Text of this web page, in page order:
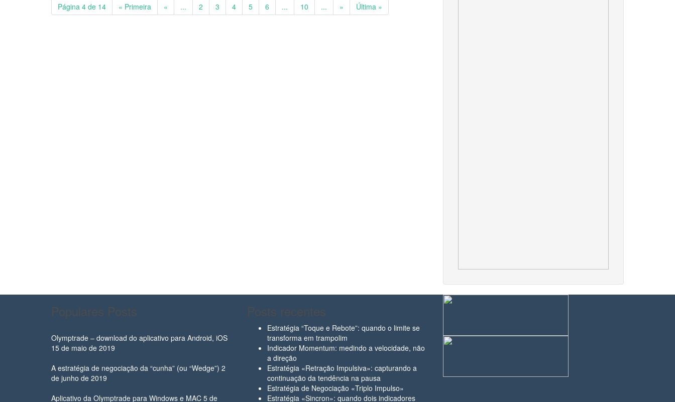
Página 4 de 14 « Primeira « ... 2 3 4 5 6 ... 10 ... » Última »
Populares Posts
Olymptrade – download do aplicativo para Android, iOS
15 de maio de 2019
A estratégia de negociação da “cunha” (ou “Wedge”) 2
de junho de 2019
Aplicativo da Olymptrade para Windows e MAC 5 de
Posts recentes
Estratégia “Toque e Rebote”: quando o limite se
transforma em trampolim
Indicador Momentum: medindo a velocidade, não
a direção
Estratégia «Retração Impulsiva»: capturando a
continuação da tendência na pausa
Estratégia de Negociação «Triplo Impulso»
Estratégia «Sincron»: quando dois indicadores